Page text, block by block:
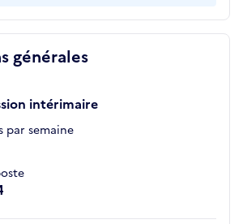
générales
intérimaire
par semaine